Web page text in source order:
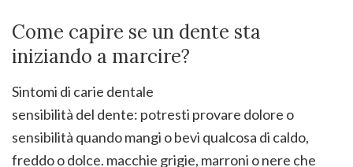
Come capire se un dente sta
iniziando a marcire?
Sintomi di carie dentale
sensibilità del dente: potresti provare dolore o
sensibilità quando mangi o bevi qualcosa di caldo,
freddo o dolce. macchie grigie, marroni o nere che